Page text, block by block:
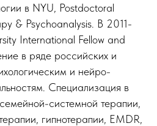
в NYU, Postdoctoral
& Psychoanalysis. В 2011-
International Fellow and
в ряде российских и
и нейро-
Специализация в
системной терапии,
гипнотерапии, EMDR,